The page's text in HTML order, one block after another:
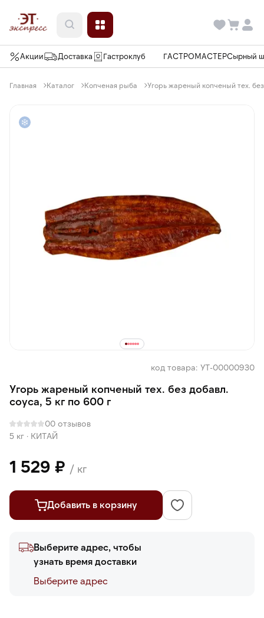
Акции Доставка Гастроклуб ГАСТРОМАСТЕРСырный
Главная Каталог Копченая рыба Угорь жареный копченый тех.
код товара: УТ-00000930
Угорь жареный копченый тех. без добавл.
соуса, 5 кг по 600 г
00 отзывов
5 кг · КИТАЙ
1 529 ₽ / кг
Добавить в корзину
Выберите адрес, чтобы
узнать время доставки
Выберите адреc